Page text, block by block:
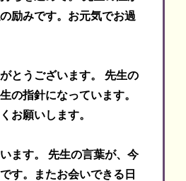
励みです。お元気でお過
とうございます。 先生の
の指針になっています。
お願いします。
ます。 先生の言葉が、今
す。またお会いできる日